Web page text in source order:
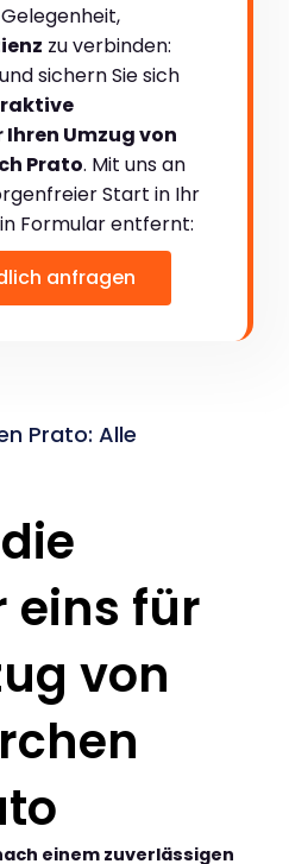
zu verbinden:
sichern Sie sich
Umzug von
Prato. Mit uns an
Start in Ihr
Formular entfernt:
anfragen
Prato: Alle
eins für
von
einem zuverlässigen